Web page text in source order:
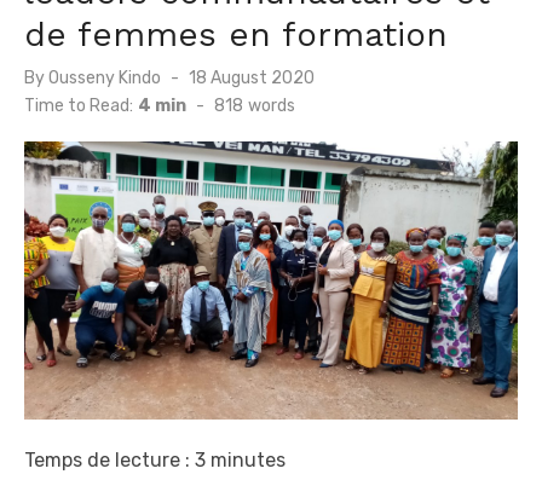
de femmes en formation
ByOusseny Kindo
Posted
18 August 2020
Time to Read: 4 min - 818 words
Temps de lecture : 3 minutes